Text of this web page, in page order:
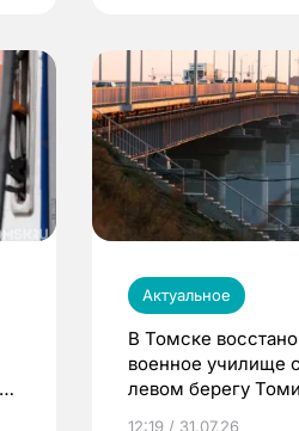
Актуальное
В Томске
военное училище
левом берегу Томи
12:19 / 31.07.26